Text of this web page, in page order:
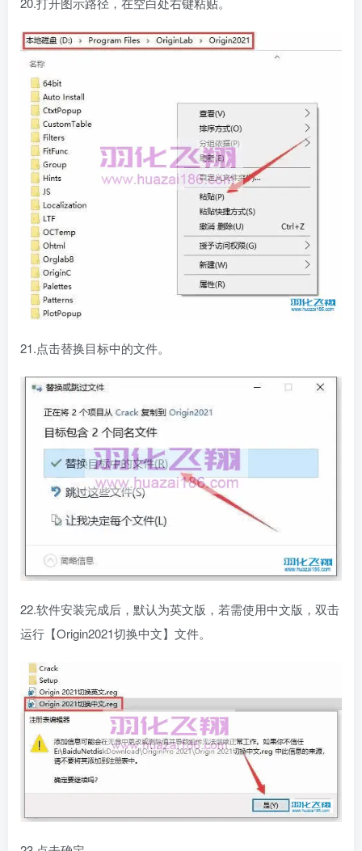
21.点击替换目标中的文件。
22.软件安装完成后，默认为英文版，若需使用中文版，双击
运行【Origin2021切换中文】文件。